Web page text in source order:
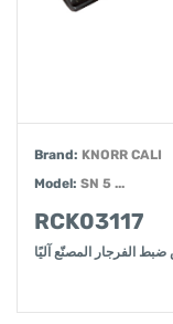
Brand: KNORR CALI
Model: SN 5 ...
RCK03117
الفرجار المصنّع آليًا